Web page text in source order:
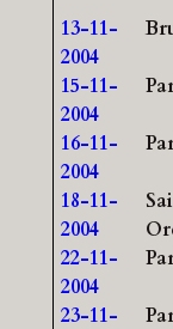
13-11-
2004
15-11-
2004
16-11-
2004
18-11-
2004
22-11-
2004
23-11-